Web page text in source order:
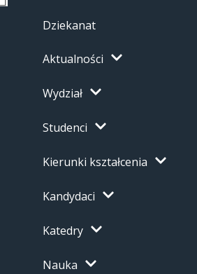
Dziekanat
Aktualności
Wydział
Studenci
Kierunki kształcenia
Kandydaci
Katedry
Nauka